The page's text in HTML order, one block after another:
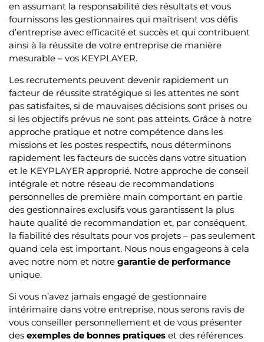
en assumant la responsabilité des résultats et vous
fournissons les gestionnaires qui maîtrisent vos défis
d’entreprise avec efficacité et succès et qui contribuent
ainsi à la réussite de votre entreprise de manière
mesurable – vos KEYPLAYER.
Les recrutements peuvent devenir rapidement un
facteur de réussite stratégique si les attentes ne sont
pas satisfaites, si de mauvaises décisions sont prises ou
si les objectifs prévus ne sont pas atteints. Grâce à notre
approche pratique et notre compétence dans les
missions et les postes respectifs, nous déterminons
rapidement les facteurs de succès dans votre situation
et le KEYPLAYER approprié. Notre approche de conseil
intégrale et notre réseau de recommandations
personnelles de première main comportant en partie
des gestionnaires exclusifs vous garantissent la plus
haute qualité de recommandation et, par conséquent,
la fiabilité des résultats pour vos projets – pas seulement
quand cela est important. Nous nous engageons à cela
avec notre nom et notre garantie de performance
unique.
Si vous n’avez jamais engagé de gestionnaire
intérimaire dans votre entreprise, nous serons ravis de
vous conseiller personnellement et de vous présenter
des exemples de bonnes pratiques et des références